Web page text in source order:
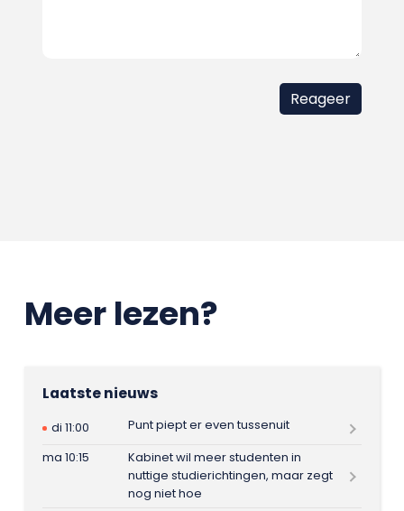
Meer lezen?
Laatste nieuws
di 11:00
Punt piept er even tussenuit
ma 10:15
Kabinet wil meer studenten in
nuttige studierichtingen, maar zegt
nog niet hoe